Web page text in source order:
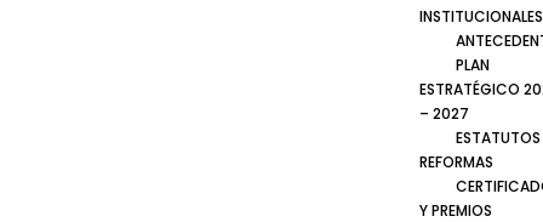
INSTITUCIONALES
PLAN
ESTRATÉGICO
– 2027
ESTATUTOS
REFORMAS
Y PREMIOS